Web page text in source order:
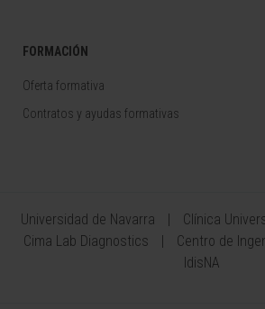
FORMACIÓN
Oferta formativa
Contratos y ayudas formativas
Universidad de Navarra
Clínica
Cima Lab Diagnostics
Centro de
IdisNA